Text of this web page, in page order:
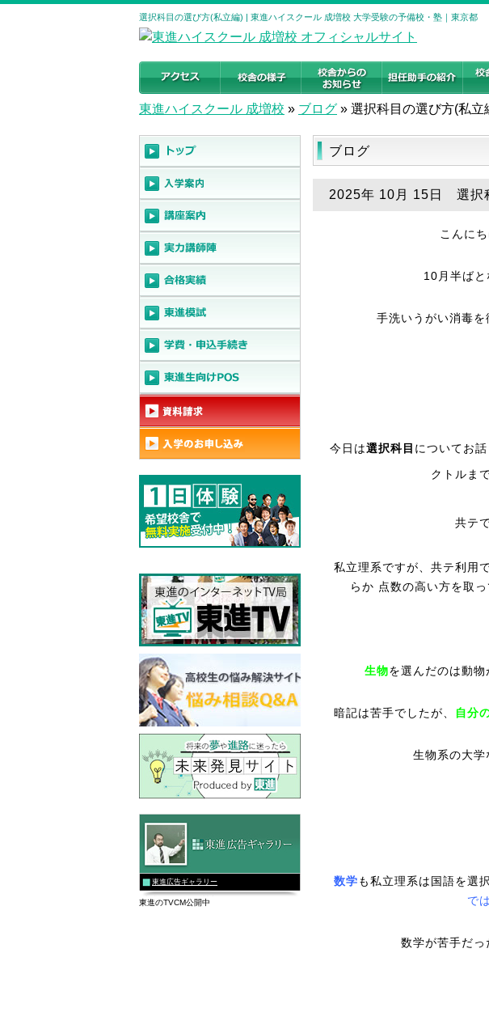
選択科目の選び方(私立編) | 東進ハイスクール 成増校 大学受験の予備校・塾｜東京都
東進ハイスクール 成増校 » ブログ » 選択科目の選び方(私立
ブログ
2025年 10月 15日 選択
こんに
10月半ばと
手洗いうがい消毒を
今日は選択科目 についてお
クトルまで
共テ
私立理系ですが、共テ利用
らか 点数の高い方を取
生物を選んだのは動物
暗記は苦手でしたが、 自分
生物系の大学
数学も私立理系は国語を選
では
数学が苦手だっ
東進広告ギャラリー
東進のTVCM公開中